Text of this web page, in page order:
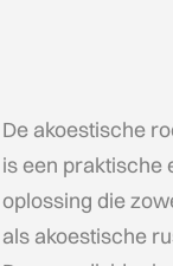
De akoestische
is een praktische
oplossing die
als akoestische